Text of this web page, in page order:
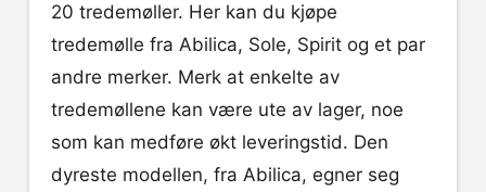
20 tredemøller. Her kan du kjøpe
tredemølle fra Abilica, Sole, Spirit og et par
andre merker. Merk at enkelte av
tredemøllene kan være ute av lager, noe
som kan medføre økt leveringstid. Den
dyreste modellen, fra Abilica, egner seg